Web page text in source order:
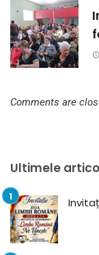
Comments are
Ultimele